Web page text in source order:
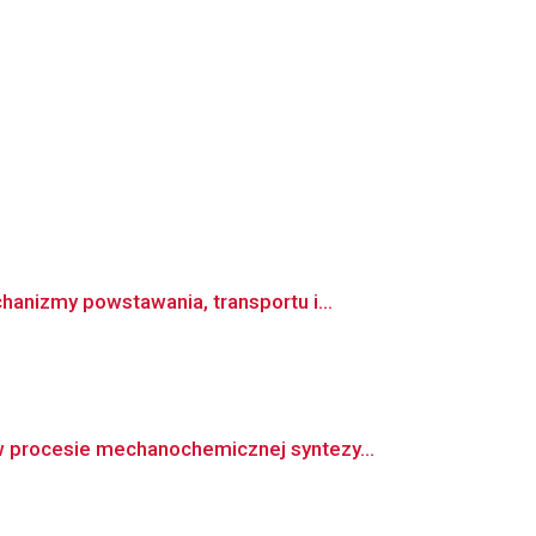
powstawania, transportu i...
mechanochemicznej syntezy...